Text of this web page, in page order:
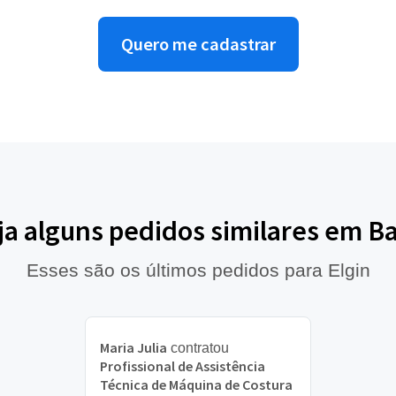
Quero me cadastrar
alguns pedidos similares em
Esses são os últimos pedidos para Elgin
Maria Julia contratou
Profissional de Assistência
Técnica de Máquina de Costura